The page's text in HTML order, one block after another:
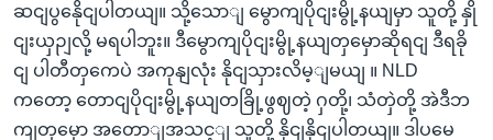
ဆငျပွနေိုငျပါတယျ။ သို့သောျ မွောကျပိုငျးမွို့နယျမှာ သူတို့ နှို
ငျးယှဉျလို့ မရပါဘူး။ ဒီမွောကျပိုငျးမွို့နယျတှမှောဆိုရငျ ဒီရခို
ငျ ပါတီတှကေပဲ အကုနျလုံး နိုငျသှားလိမ့ျမယျ ။ NLD
ကတော့ တောငျပိုငျးမွို့နယျတခြို့ဖွဈတဲ့ ဂှတို့၊ သံတှဲတို့ အဲဒီဘ
ကျတှမှော အတောျအသင့ျ သူတို့ နိုငျနိုငျပါတယျ။ ဒါပမေ